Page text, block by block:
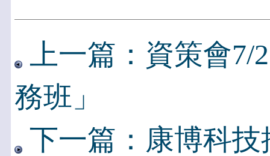
上一篇：資策會
務班」
下一篇：康博科技